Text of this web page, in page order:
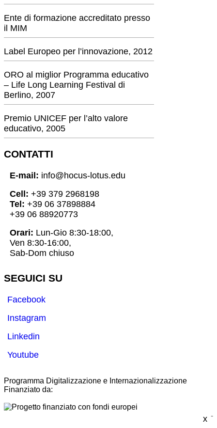
x
Ente di formazione accreditato presso
il MIM
Label Europeo per l’innovazione, 2012
ORO al miglior Programma educativo
– Life Long Learning Festival di
Berlino, 2007
Premio UNICEF per l’alto valore
educativo, 2005
CONTATTI
E-mail: info@hocus-lotus.edu
Cell: +39 379 2968198
Tel: +39 06 37898884
+39 06 88920773
Orari: Lun-Gio 8:30-18:00,
Ven 8:30-16:00,
Sab-Dom chiuso
SEGUICI SU
Facebook
Instagram
Linkedin
Youtube
Programma Digitalizzazione e Internazionalizzazione
Finanziato da:
-